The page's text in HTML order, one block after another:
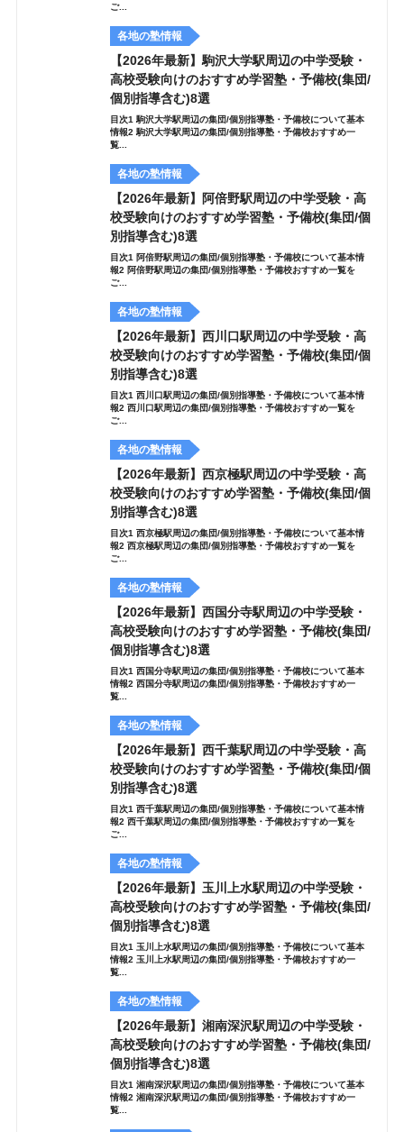
ご...
各地の塾情報
【2026年最新】駒沢大学駅周辺の中学受験・
高校受験向けのおすすめ学習塾・予備校(集団/
個別指導含む)8選
目次1 駒沢大学駅周辺の集団/個別指導塾・予備校について基本
情報2 駒沢大学駅周辺の集団/個別指導塾・予備校おすすめ一
覧...
各地の塾情報
【2026年最新】阿倍野駅周辺の中学受験・高
校受験向けのおすすめ学習塾・予備校(集団/個
別指導含む)8選
目次1 阿倍野駅周辺の集団/個別指導塾・予備校について基本情
報2 阿倍野駅周辺の集団/個別指導塾・予備校おすすめ一覧を
ご...
各地の塾情報
【2026年最新】西川口駅周辺の中学受験・高
校受験向けのおすすめ学習塾・予備校(集団/個
別指導含む)8選
目次1 西川口駅周辺の集団/個別指導塾・予備校について基本情
報2 西川口駅周辺の集団/個別指導塾・予備校おすすめ一覧を
ご...
各地の塾情報
【2026年最新】西京極駅周辺の中学受験・高
校受験向けのおすすめ学習塾・予備校(集団/個
別指導含む)8選
目次1 西京極駅周辺の集団/個別指導塾・予備校について基本情
報2 西京極駅周辺の集団/個別指導塾・予備校おすすめ一覧を
ご...
各地の塾情報
【2026年最新】西国分寺駅周辺の中学受験・
高校受験向けのおすすめ学習塾・予備校(集団/
個別指導含む)8選
目次1 西国分寺駅周辺の集団/個別指導塾・予備校について基本
情報2 西国分寺駅周辺の集団/個別指導塾・予備校おすすめ一
覧...
各地の塾情報
【2026年最新】西千葉駅周辺の中学受験・高
校受験向けのおすすめ学習塾・予備校(集団/個
別指導含む)8選
目次1 西千葉駅周辺の集団/個別指導塾・予備校について基本情
報2 西千葉駅周辺の集団/個別指導塾・予備校おすすめ一覧を
ご...
各地の塾情報
【2026年最新】玉川上水駅周辺の中学受験・
高校受験向けのおすすめ学習塾・予備校(集団/
個別指導含む)8選
目次1 玉川上水駅周辺の集団/個別指導塾・予備校について基本
情報2 玉川上水駅周辺の集団/個別指導塾・予備校おすすめ一
覧...
各地の塾情報
【2026年最新】湘南深沢駅周辺の中学受験・
高校受験向けのおすすめ学習塾・予備校(集団/
個別指導含む)8選
目次1 湘南深沢駅周辺の集団/個別指導塾・予備校について基本
情報2 湘南深沢駅周辺の集団/個別指導塾・予備校おすすめ一
覧...